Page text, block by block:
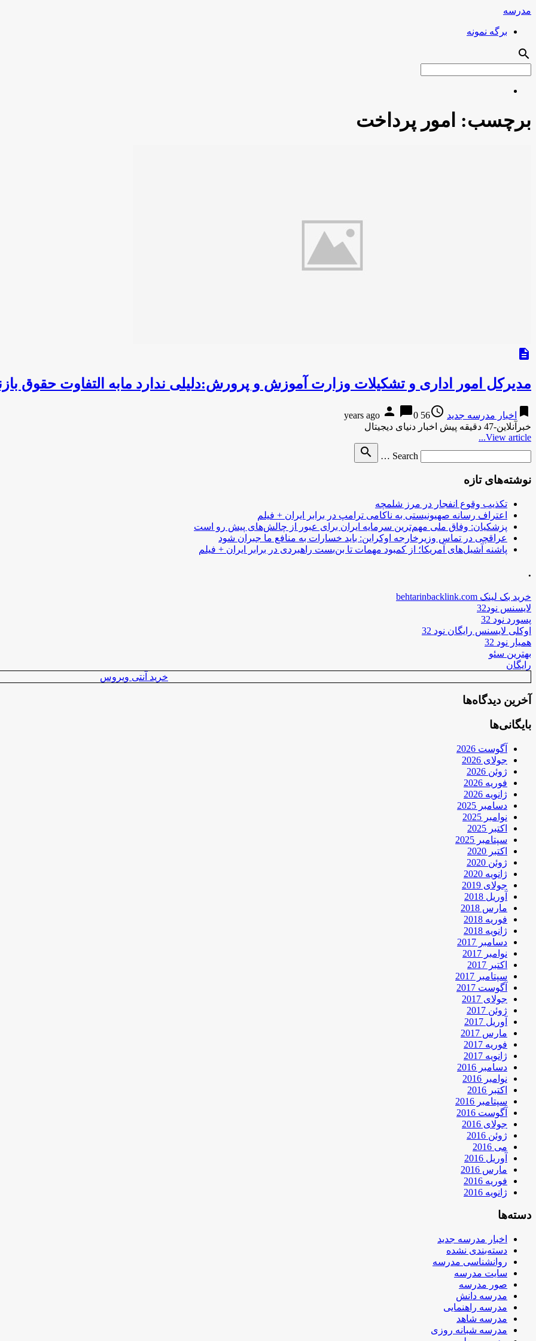
مدرسه
برگه نمونه
search
برچسب: امور پرداخت
description
مدیرکل امور اداری و تشکیلات وزارت آموزش و پرورش:دلیلی ندارد مابه التفاوت حقوق
bookmark اخبار مدرسه جدید access_time
56 years ago
person chat_bubble0
خبرآنلاین-47 دقیقه پیش اخبار دنیای دیجیتال
View article...
Search …
search
نوشته‌های تازه
تکذیب وقوع انفجار در مرز شلمچه
اعتراف رسانه صهیونیستی به ناکامی ترامپ در برابر ایران + فیلم
پزشکیان: وفاق ملی مهم‌ترین سرمایه ایران برای عبور از چالش‌های پیش رو است
عراقچی در تماس وزیرخارجه اوکراین: باید خسارات به منافع ما جبران شود
پاشنه آشیل‌های آمریکا؛ از کمبود مهمات تا بن‌بست راهبردی در برابر ایران + فیلم
.
خرید بک لینک behtarinbacklink.com
لایسنس نود32
پسورد نود 32
اوکلی لایسنس رایگان نود 32
همیار نود 32
بهترین سئو
رایگان
خرید آنتی ویروس
آخرین دیدگاه‌ها
بایگانی‌ها
آگوست 2026
جولای 2026
ژوئن 2026
فوریه 2026
ژانویه 2026
دسامبر 2025
نوامبر 2025
اکتبر 2025
سپتامبر 2025
اکتبر 2020
ژوئن 2020
ژانویه 2020
جولای 2019
آوریل 2018
مارس 2018
فوریه 2018
ژانویه 2018
دسامبر 2017
نوامبر 2017
اکتبر 2017
سپتامبر 2017
آگوست 2017
جولای 2017
ژوئن 2017
آوریل 2017
مارس 2017
فوریه 2017
ژانویه 2017
دسامبر 2016
نوامبر 2016
اکتبر 2016
سپتامبر 2016
آگوست 2016
جولای 2016
ژوئن 2016
می 2016
آوریل 2016
مارس 2016
فوریه 2016
ژانویه 2016
دسته‌ها
اخبار مدرسه جدید
دسته‌بندی نشده
روانشناسی مدرسه
سایت مدرسه
صور مدرسه
مدرسه دانش
مدرسه راهنمایی
مدرسه شاهد
مدرسه شبانه روزی